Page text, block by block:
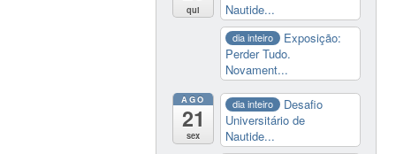
qui
Nautide...
dia inteiro
Exposição:
Perder Tudo.
Novament...
AGO
21
sex
dia inteiro
Desafio
Universitário de
Nautide...